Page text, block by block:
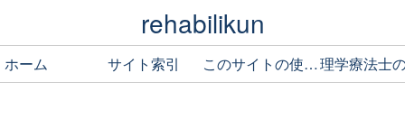
rehabilikun
ホーム サイト索引 このサイトの使い方